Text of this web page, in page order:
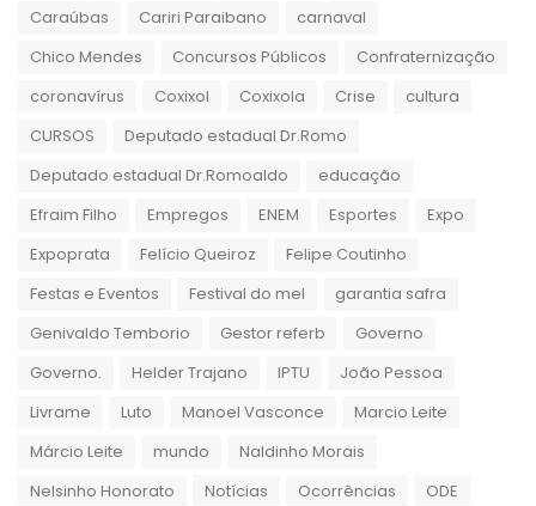
Caraúbas
Cariri Paraibano
carnaval
Chico Mendes
Concursos Públicos
Confraternização
coronavírus
Coxixol Coxixola Crise
cultura
CURSOS
Deputado estadual Dr.Romo
Deputado estadual Dr.Romoaldo
educação
Efraim Filho
Empregos ENEM Esportes
Expo
Expoprata
Felício Queiroz
Felipe Coutinho
Festas e Eventos
Festival do mel
garantia safra
Genivaldo Temborio
Gestor referb
Governo
Governo.
Helder Trajano IPTU
João Pessoa
Livrame
Luto Manoel Vasconce
Marcio Leite
Márcio Leite
mundo
Naldinho Morais
Nelsinho Honorato
Notícias Ocorrências
ODE